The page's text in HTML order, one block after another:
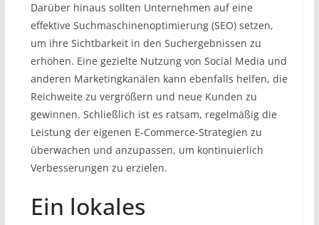
Darüber hinaus sollten Unternehmen auf eine
effektive Suchmaschinenoptimierung (SEO) setzen,
um ihre Sichtbarkeit in den Suchergebnissen zu
erhöhen. Eine gezielte Nutzung von Social Media und
anderen Marketingkanälen kann ebenfalls helfen, die
Reichweite zu vergrößern und neue Kunden zu
gewinnen. Schließlich ist es ratsam, regelmäßig die
Leistung der eigenen E-Commerce-Strategien zu
überwachen und anzupassen, um kontinuierlich
Verbesserungen zu erzielen.
Ein lokales